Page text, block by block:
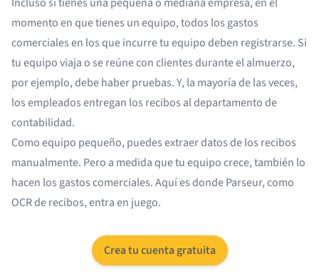
momento en que tienes un equipo, todos los gastos
comerciales en los que incurre tu equipo deben registrarse. Si
tu equipo viaja o se reúne con clientes durante el almuerzo,
por ejemplo, debe haber pruebas. Y, la mayoría de las veces,
los empleados entregan los recibos al departamento de
contabilidad.
Como equipo pequeño, puedes extraer datos de los recibos
manualmente. Pero a medida que tu equipo crece, también lo
hacen los gastos comerciales. Aquí es donde Parseur, como
OCR de recibos, entra en juego.
Crea tu cuenta gratuita